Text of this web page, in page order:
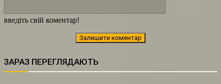
введіть свій коментар!
ЗАРАЗ ПЕРЕГЛЯДАЮТЬ